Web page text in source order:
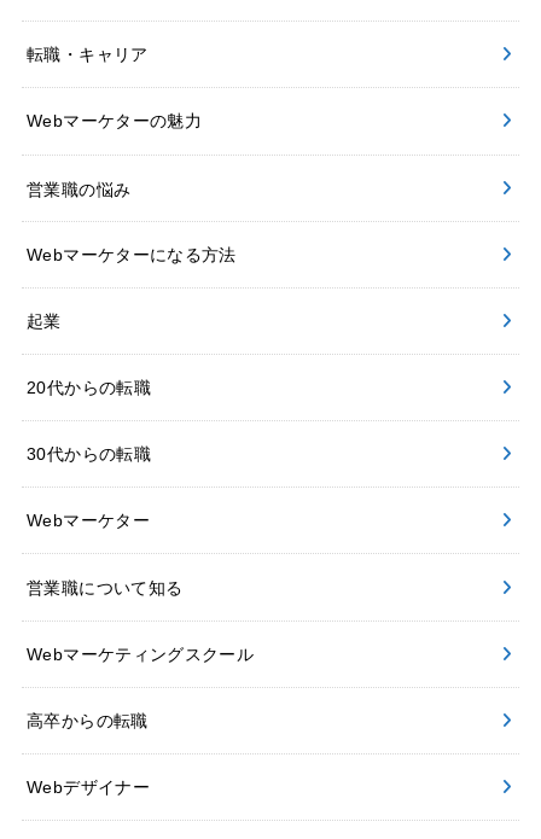
転職・キャリア
Webマーケターの魅力
営業職の悩み
Webマーケターになる方法
起業
20代からの転職
30代からの転職
Webマーケター
営業職について知る
Webマーケティングスクール
高卒からの転職
Webデザイナー